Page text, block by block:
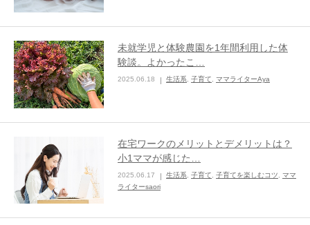
未就学児と体験農園を1年間利用した体
験談。よかったこ…
2025.06.18 生活系, 子育て, ママライターAya
在宅ワークのメリットとデメリットは？
小1ママが感じた…
2025.06.17 生活系 子育て 子育てを楽しむコツ
ママ
ライターsaori